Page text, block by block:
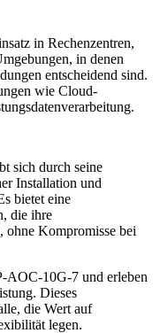
in Rechenzentren,
in denen
entscheidend sind.
wie Cloud-
sich durch seine
Installation und
bietet eine
die ihre
ohne Kompromisse bei
AOC-10G-7 und erleben
Dieses
die Wert auf
legen.